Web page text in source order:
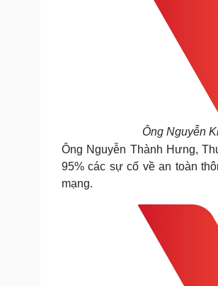
Ông Nguyễn
Ông Nguyễn Thành Hưng,
95% các sự cố về an toàn
mạng.